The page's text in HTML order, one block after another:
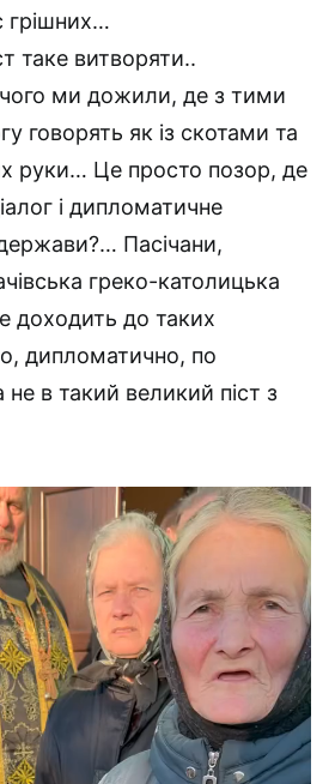
грішних…
таке витворяти..
ми дожили, де з тими
говорять як із скотами та
руки… Це просто позор, де
і дипломатичне
Пасічани,
греко-католицька
доходить до таких
дипломатично, по
в такий великий піст з